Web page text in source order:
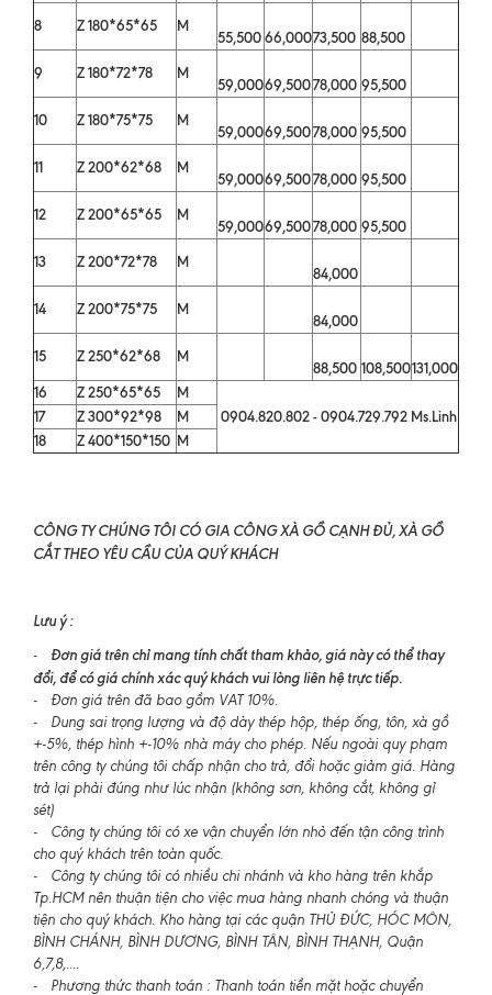
8
Z 180*65*65 M
55,50066,00073,500 88,500
9
Z 180*72*78 M
59,00069,50078,000 95,500
10
Z 180*75*75 M
59,00069,50078,000 95,500
11
Z 200*62*68 M
59,00069,50078,000 95,500
12
Z 200*65*65 M
59,00069,50078,000 95,500
13
Z 200*72*78 M
84,000
14
Z 200*75*75 M
84,000
15
Z 250*62*68 M
88,500 108,500131,000
16
Z 250*65*65
M
0904.820.802 - 0904.729.792 Ms.Linh
17 Z 300*92*98
M
18
Z 400*150*150 M
CÔNG TY CHÚNG TÔI CÓ GIA CÔNG XÀ GỒ CẠNH ĐỦ, XÀ GỒ
CẮT THEO YÊU CẦU CỦA QUÝ KHÁCH
Lưu ý :
- Đơn giá trên chỉ mang tính chất tham khảo, giá này có thể thay
đổi, để có giá chính xác quý khách vui lòng liên hệ trực tiếp.
- Đơn giá trên đã bao gồm VAT 10%.
- Dung sai trọng lượng và độ dày thép hộp, thép ống, tôn, xà gồ
+-5%, thép hình +-10% nhà máy cho phép. Nếu ngoài quy phạm
trên công ty chúng tôi chấp nhận cho trả, đổi hoặc giảm giá. Hàng
trả lại phải đúng như lúc nhận (không sơn, không cắt, không gỉ
sét)
- Công ty chúng tôi có xe vận chuyển lớn nhỏ đến tận công trình
cho quý khách trên toàn quốc.
- Công ty chúng tôi có nhiều chi nhánh và kho hàng trên khắp
Tp.HCM nên thuận tiện cho việc mua hàng nhanh chóng và thuận
tiện cho quý khách. Kho hàng tại các quận THỦ ĐỨC, HÓC MÔN,
BÌNH CHÁNH, BÌNH DƯƠNG, BÌNH TÂN, BÌNH THẠNH, Quận
6,7,8,....
- Phương thức thanh toán : Thanh toán tiền mặt hoặc chuyển